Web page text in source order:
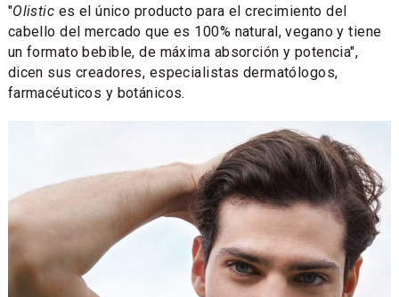
"Olistic es el único producto para el crecimiento del
cabello del mercado que es 100% natural, vegano y tiene
un formato bebible, de máxima absorción y potencia",
dicen sus creadores, especialistas dermatólogos,
farmacéuticos y botánicos.